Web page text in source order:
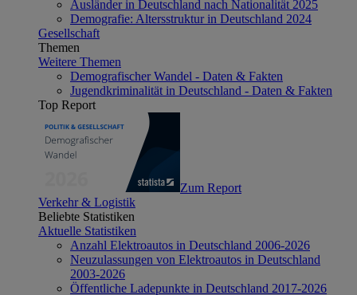
Ausländer in Deutschland nach Nationalität 2025
Demografie: Altersstruktur in Deutschland 2024
Gesellschaft
Themen
Weitere Themen
Demografischer Wandel - Daten & Fakten
Jugendkriminalität in Deutschland - Daten & Fakten
Top Report
Zum Report
Verkehr & Logistik
Beliebte Statistiken
Aktuelle Statistiken
Anzahl Elektroautos in Deutschland 2006-2026
Neuzulassungen von Elektroautos in Deutschland
2003-2026
Öffentliche Ladepunkte in Deutschland 2017-2026